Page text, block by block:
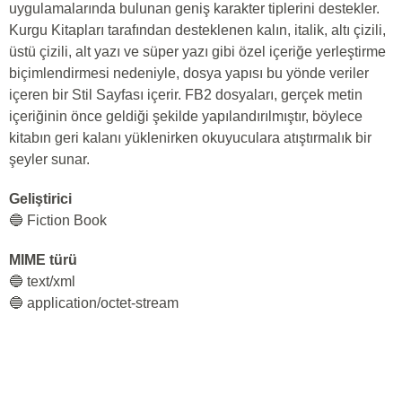
uygulamalarında bulunan geniş karakter tiplerini destekler.
Kurgu Kitapları tarafından desteklenen kalın, italik, altı çizili,
üstü çizili, alt yazı ve süper yazı gibi özel içeriğe yerleştirme
biçimlendirmesi nedeniyle, dosya yapısı bu yönde veriler
içeren bir Stil Sayfası içerir. FB2 dosyaları, gerçek metin
içeriğinin önce geldiği şekilde yapılandırılmıştır, böylece
kitabın geri kalanı yüklenirken okuyuculara atıştırmalık bir
şeyler sunar.
Geliştirici
🔵 Fiction Book
MIME türü
🔵 text/xml
🔵 application/octet-stream